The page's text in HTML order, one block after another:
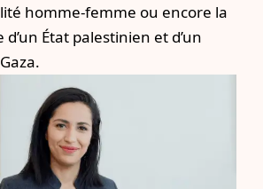
homme-femme ou encore la
État palestinien et d’un